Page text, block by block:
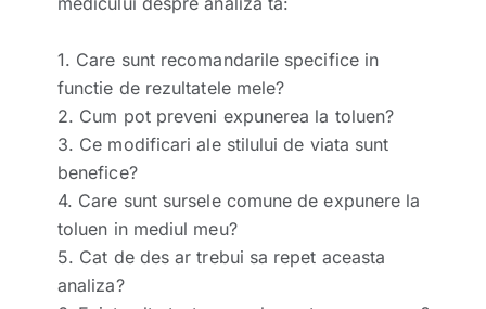
1. Care sunt recomandarile specifice in
functie de rezultatele mele?
2. Cum pot preveni expunerea la toluen?
3. Ce modificari ale stilului de viata sunt
benefice?
4. Care sunt sursele comune de expunere la
toluen in mediul meu?
5. Cat de des ar trebui sa repet aceasta
analiza?